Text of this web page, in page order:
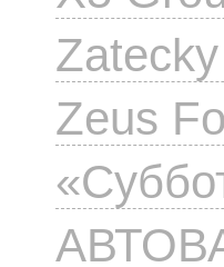
Zeus